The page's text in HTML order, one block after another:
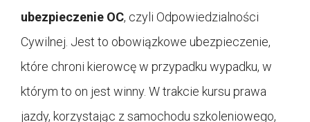
ubezpieczenie OC, czyli Odpowiedzialności
Cywilnej. Jest to obowiązkowe ubezpieczenie,
które chroni kierowcę w przypadku wypadku, w
którym to on jest winny. W trakcie kursu prawa
jazdy, korzystając z samochodu szkoleniowego,